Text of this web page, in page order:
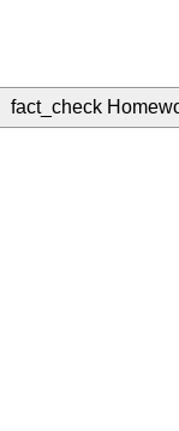
fact_check